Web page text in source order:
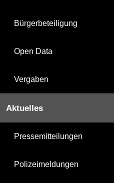
Bürgerbeteiligung
Open Data
Vergaben
Aktuelles
Pressemitteilungen
Polizeimeldungen